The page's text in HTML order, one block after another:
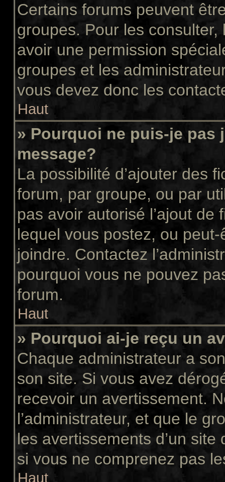
Certains forums peuvent
groupes. Pour les
avoir une permission
groupes et les
vous devez donc les
Haut
» Pourquoi ne puis-je pas
message?
La possibilité d’ajouter des
forum, par groupe, ou par
pas avoir autorisé l’ajout
lequel vous postez, ou
joindre. Contactez
pourquoi vous ne pouvez
forum.
Haut
» Pourquoi ai-je reçu un
Chaque administrateur a
son site. Si vous avez
recevoir un avertissement.
l’administrateur, et que le
les avertissements d’un
si vous ne comprenez pas
Haut